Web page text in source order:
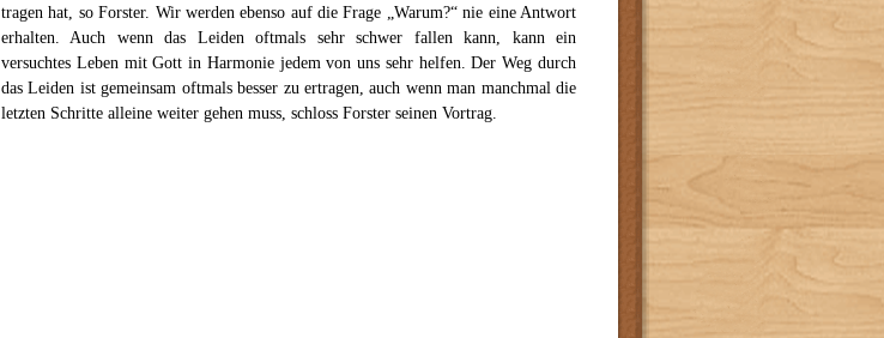
tragen hat, so Forster. Wir werden ebenso auf die Frage „Warum?“ nie eine Antwort
erhalten. Auch wenn das Leiden oftmals sehr schwer fallen kann, kann ein
versuchtes Leben mit Gott in Harmonie jedem von uns sehr helfen. Der Weg durch
das Leiden ist gemeinsam oftmals besser zu ertragen, auch wenn man manchmal die
letzten Schritte alleine weiter gehen muss, schloss Forster seinen Vortrag.